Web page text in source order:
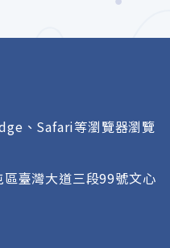
、Safari等瀏覽器瀏覽
臺灣大道三段99號文心